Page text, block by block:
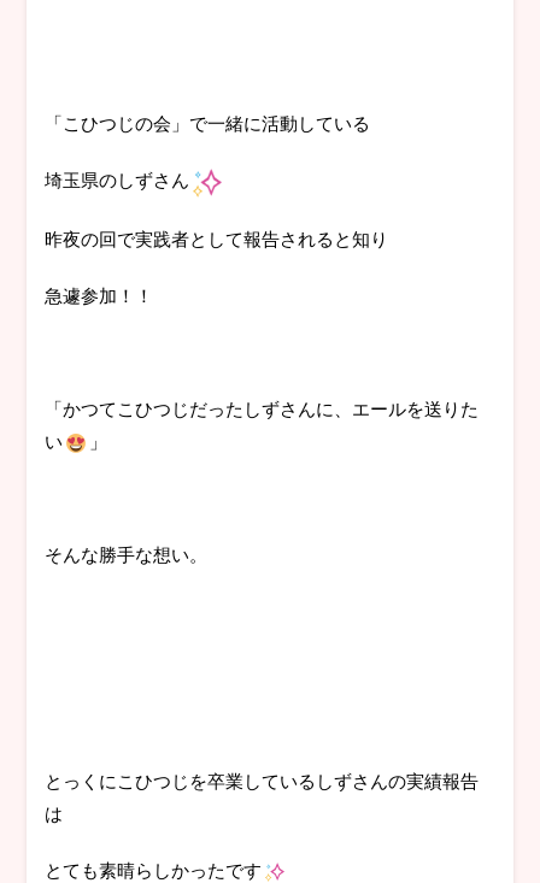
「こひつじの会」で一緒に活動している
埼玉県のしずさん
昨夜の回で実践者として報告されると知り
急遽参加！！
「かつてこひつじだったしずさんに、エールを送りた
い
」
そんな勝手な想い。
とっくにこひつじを卒業しているしずさんの実績報告
は
とても素晴らしかったです